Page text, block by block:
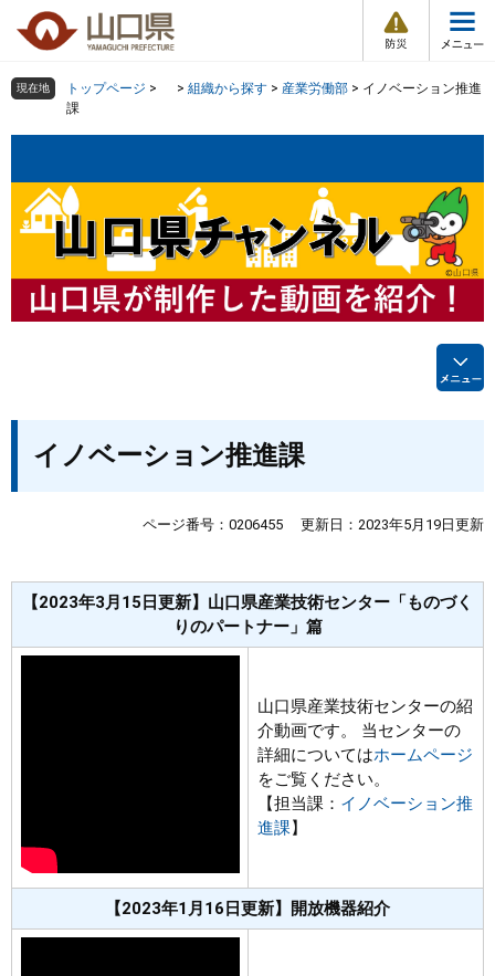
の
頭
す
ー
飛
し
へ
情
報
メ
ュ
組織で探す
トップページ
くらし・環境
県政情報
検索の仕方 組織で探す サイトマップで探す
現在地 トップページ > > 組織から探す > 産業労働部 > イノベーション推進
課
イノベーション推進課
ページ番号：0206455 更新日：2023年5月19日更新
【2023年3月15日更新】山口県産業技術センター「ものづく
りのパートナー」篇
山口県産業技術センターの紹
介動画です。 当センターの
詳細についてはホームページ
をご覧ください。
【担当課： イノベーション推
進課】
【2023年1月16日更新】開放機器紹介